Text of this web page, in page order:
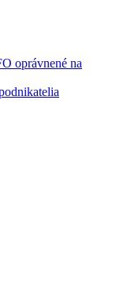
oprávnené na